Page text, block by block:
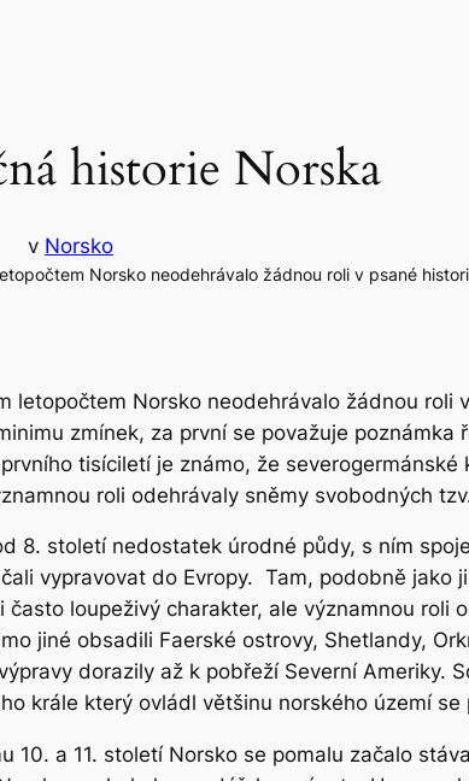
historie Norska
v Norsko
Norsko neodehrávalo žádnou roli v psané
letopočtem Norsko neodehrávalo žádnou
zmínek, za první se považuje
tisíciletí je známo, že
roli odehrávaly sněmy svobodných
8. století nedostatek úrodné půdy, s ním
vypravovat do Evropy. Tam, podobně jako
často loupeživý charakter, ale významnou
jiné obsadili Faerské ostrovy, Shetlandy,
dorazily až k pobřeží Severní Ameriky.
krále který ovládl většinu norského území
10. a 11. století Norsko se pomalu začalo